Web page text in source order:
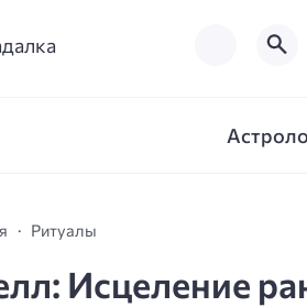
Ритуалы
Исцеление